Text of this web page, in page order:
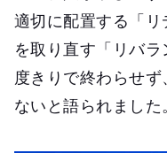
適切に配置する「
を取り直す「リバ
度きりで終わらせ
ないと語られました。